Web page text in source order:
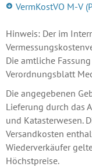
VermKostVO M-V
Hinweis: Der im
Die amtliche
Verordnungsblatt
Die angegebenen
Lieferung durch das
und Katasterwesen.
Versandkosten
Wiederverkäufer
Höchstpreise.